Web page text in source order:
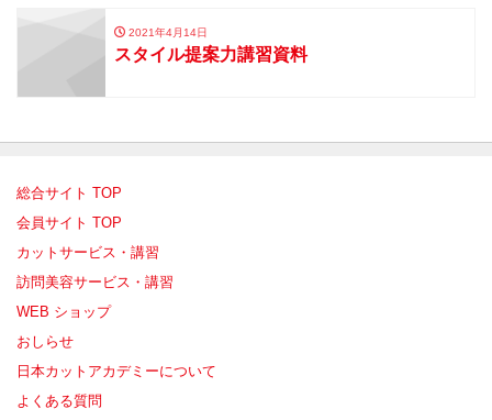
2021年4月14日
スタイル提案力講習資料
総合サイト TOP
会員サイト TOP
カットサービス・講習
訪問美容サービス・講習
WEB ショップ
おしらせ
日本カットアカデミーについて
よくある質問